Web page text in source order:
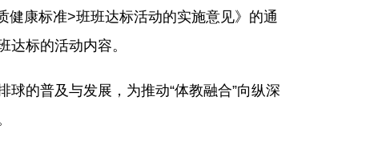
康标准>班班达标活动的实施意见》的通
标的活动内容。
的普及与发展，为推动“体教融合”向纵深